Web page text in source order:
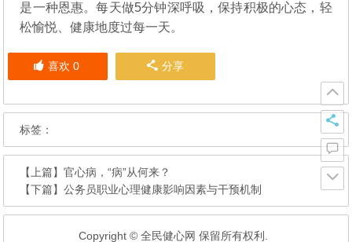
是一种恩惠。每天做5分钟深呼吸，保持积极的心态，轻
松愉悦、健康地度过每一天。
喜欢 0 分享
标签：
【上篇】官心病，“病”从何来？
【下篇】公务员职业心理健康影响因素与干预机制
Copyright © 全民健心网 保留所有权利.